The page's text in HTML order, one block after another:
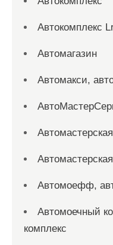
Автокомплекс
Автомагазин
Автомакси,
Автомастерская
Автомастерская
Автомоефф,
Автомоечный
комплекс